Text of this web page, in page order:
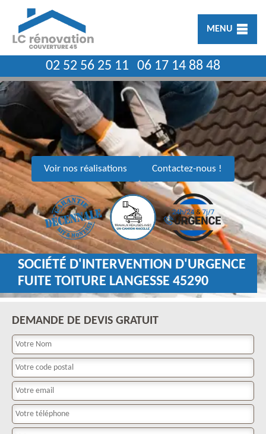
MENU
02 52 56 25 11 06 17 14 88 48
Voir nos réalisations Contactez-nous !
SOCIÉTÉ D'INTERVENTION D'URGENCE
FUITE TOITURE LANGESSE 45290
DEMANDE DE DEVIS GRATUIT